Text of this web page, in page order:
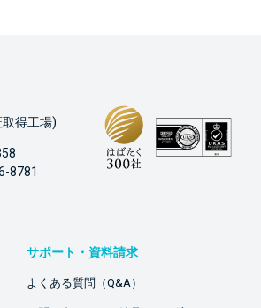
得工場)
8781
サポート・資料請求
よくある質問（Q&A）